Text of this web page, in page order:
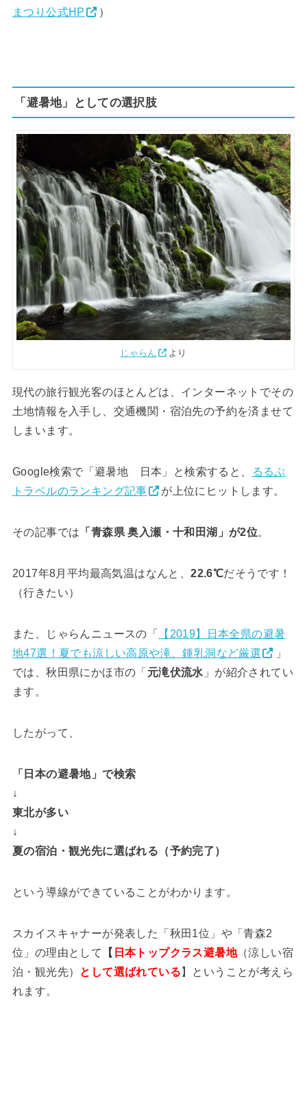
まつり公式HP
）
「避暑地」としての選択肢
じゃらん より
現代の旅行観光客のほとんどは、インターネットでその
土地情報を入手し、交通機関・宿泊先の予約を済ませて
しまいます。
Google検索で「避暑地 日本」と検索すると、
るるぶ
トラベルのランキング記事
が上位にヒットします。
その記事では 「青森県 奥入瀬・十和田湖」が2位。
2017年8月平均最高気温はなんと、22.6℃だそうです！
（行きたい）
また、じゃらんニュースの「
【2019】日本全県の避暑
地47選！夏でも涼しい高原や滝、鍾乳洞など厳選
」
では、秋田県にかほ市の「 元滝伏流水 」が紹介されてい
ます。
したがって、
「日本の避暑地」で検索
↓
東北が多い
↓
夏の宿泊・観光先に選ばれる（予約完了）
という導線ができていることがわかります。
スカイスキャナーが発表した「秋田1位」や「青森2
位」の理由として
【 日本トップクラス避暑地（涼しい宿
泊・観光先） として選ばれている 】ということが考えら
れます。